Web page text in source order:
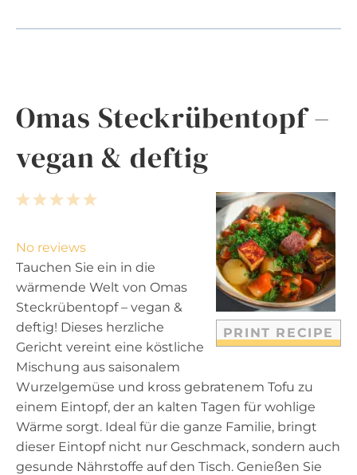
Omas Steckrübentopf –
vegan & deftig
PRINT RECIPE
5
a
r
s
4
t
a
r
s
3
t
a
r
s
2
t
a
r
s
1
t
a
r
No reviews
Tauchen Sie ein in die
wärmende Welt von Omas
Steckrübentopf – vegan &
deftig! Dieses herzliche
Gericht vereint eine köstliche
Mischung aus saisonalem
Wurzelgemüse und kross gebratenem Tofu zu
einem Eintopf, der an kalten Tagen für wohlige
Wärme sorgt. Ideal für die ganze Familie, bringt
dieser Eintopf nicht nur Geschmack, sondern auch
gesunde Nährstoffe auf den Tisch. Genießen Sie